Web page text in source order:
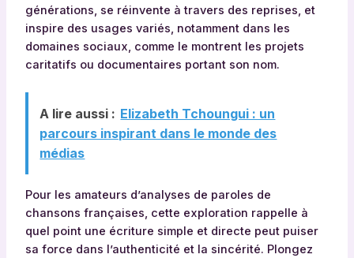
générations, se réinvente à travers des reprises, et
inspire des usages variés, notamment dans les
domaines sociaux, comme le montrent les projets
caritatifs ou documentaires portant son nom.
A lire aussi : Elizabeth Tchoungui : un
parcours inspirant dans le monde des
médias
Pour les amateurs d’analyses de paroles de
chansons françaises, cette exploration rappelle à
quel point une écriture simple et directe peut puiser
sa force dans l’authenticité et la sincérité. Plongez